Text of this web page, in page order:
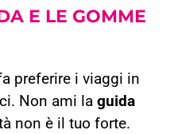
E LE GOMME
preferire i viaggi in
Non ami la guida
non è il tuo forte.